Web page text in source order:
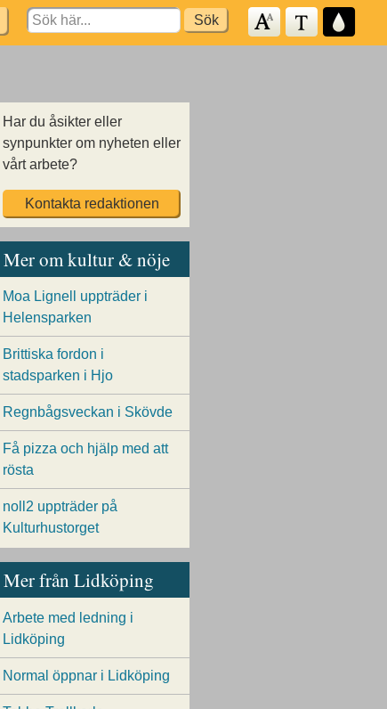
Search
for:
Har du åsikter eller
synpunkter om nyheten eller
vårt arbete?
Kontakta redaktionen
Mer om kultur & nöje
Moa Lignell uppträder i
Helensparken
Brittiska fordon i
stadsparken i Hjo
Regnbågsveckan i Skövde
Få pizza och hjälp med att
rösta
noll2 uppträder på
Kulturhustorget
Mer från Lidköping
Arbete med ledning i
Lidköping
Normal öppnar i Lidköping